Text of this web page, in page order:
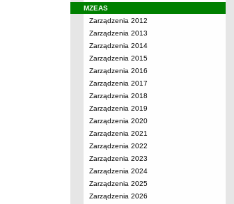
MZEAS
Zarządzenia 2012
Zarządzenia 2013
Zarządzenia 2014
Zarządzenia 2015
Zarządzenia 2016
Zarządzenia 2017
Zarządzenia 2018
Zarządzenia 2019
Zarządzenia 2020
Zarządzenia 2021
Zarządzenia 2022
Zarządzenia 2023
Zarządzenia 2024
Zarządzenia 2025
Zarządzenia 2026